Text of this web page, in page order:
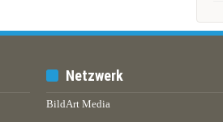
Netzwerk
BildArt Media